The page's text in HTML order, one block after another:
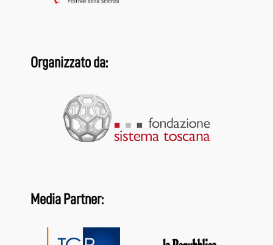
Organizzato da:
Media Partner: